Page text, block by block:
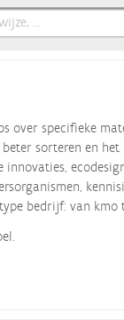
over specifieke
sorteren en
bedrijf: van